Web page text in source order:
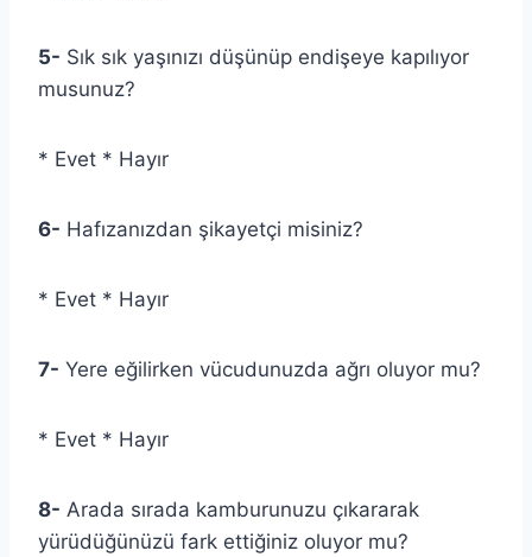
5- Sık sık yaşınızı düşünüp endişeye kapılıyor
musunuz?
* Evet * Hayır
6- Hafızanızdan şikayetçi misiniz?
* Evet * Hayır
7- Yere eğilirken vücudunuzda ağrı oluyor mu?
* Evet * Hayır
8- Arada sırada kamburunuzu çıkararak
yürüdüğünüzü fark ettiğiniz oluyor mu?